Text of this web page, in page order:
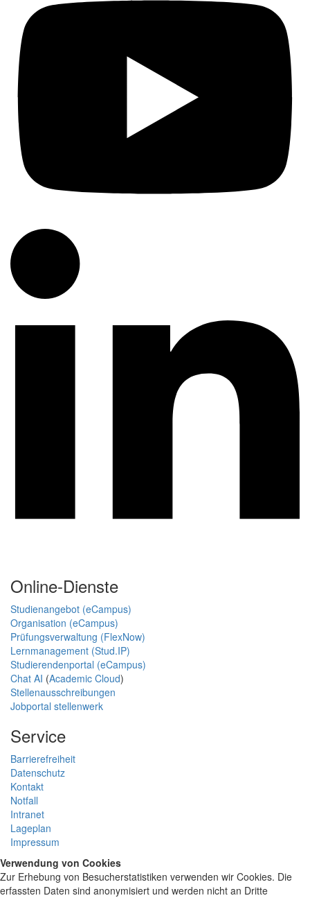
Online-Dienste
Studienangebot (eCampus)
Organisation (eCampus)
Prüfungsverwaltung (FlexNow)
Lernmanagement (Stud.IP)
Studierendenportal (eCampus)
Chat AI (Academic Cloud)
Stellenausschreibungen
Jobportal stellenwerk
Service
Barrierefreiheit
Datenschutz
Kontakt
Notfall
Intranet
Lageplan
Impressum
Verwendung von Cookies
Zur Erhebung von Besucherstatistiken verwenden wir Cookies. Die
erfassten Daten sind anonymisiert und werden nicht an Dritte